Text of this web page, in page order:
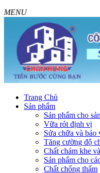
MENU
Trang Chủ
Sản phẩm
Sản phẩm cho
Vữa rót định vị
Sửa chữa và bảo
Tăng cường độ
Chất chám khe
Sản phẩm cho
Chất chống thấm